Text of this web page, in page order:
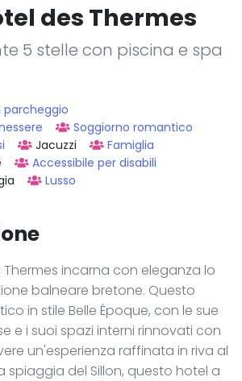
des Thermes
5 stelle con piscina e spa
parcheggio
Soggiorno romantico
Jacuzzi
Famiglia
Accessibile per disabili
Lusso
Thermes incarna con eleganza lo
balneare bretone. Questo
in stile Belle Époque, con le sue
e i suoi spazi interni rinnovati con
un'esperienza raffinata in riva al
spiaggia del Sillon, questo hotel a